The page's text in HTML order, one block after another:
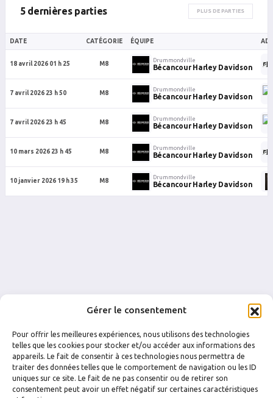
Gérer le consentement
Pour offrir les meilleures expériences, nous utilisons des technologies
telles que les cookies pour stocker et/ou accéder aux informations des
appareils. Le fait de consentir à ces technologies nous permettra de
traiter des données telles que le comportement de navigation ou les ID
uniques sur ce site. Le fait de ne pas consentir ou de retirer son
consentement peut avoir un effet négatif sur certaines caractéristiques
5 dernières parties PLUS DE PARTIES
DATE CATÉGORIE ÉQUIPE
18 avril 2026 01 h 25 M8
Drummondville
Bécancour Harley Davidson
7 avril 2026 23 h 50 M8
Drummondville
Bécancour Harley Davidson
7 avril 2026 23 h 45 M8
Drummondville
Bécancour Harley Davidson
10 mars 2026 23 h 45 M8
Drummondville
Bécancour Harley Davidson
10 janvier 2026 19 h 35 M8
Drummondville
Bécancour Harley Davidson
FACEBOOK INSTAGRAM